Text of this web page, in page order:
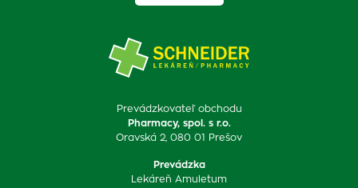
Prevádzkovateľ obchodu
Pharmacy, spol. s r.o.
Oravská 2, 080 01 Prešov
Prevádzka
Lekáreň Amuletum